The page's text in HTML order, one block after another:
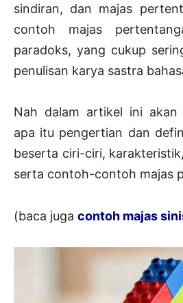
sindiran, dan majas
contoh majas
paradoks, yang cukup
penulisan karya sastra
Nah dalam artikel ini akan
apa itu pengertian dan
beserta ciri-ciri,
serta contoh-contoh majas
(baca juga contoh majas